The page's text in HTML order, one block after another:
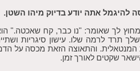
להיגמל אתה יודע בדיוק מיהו השטן.
לך שאומר: "נו כבר, קח שאכטה."
תרד לרמה שלו. עישון סיגריות
המנטאלית. והתאוצה הזאת מכסה על
שקטים לאורך זמן.